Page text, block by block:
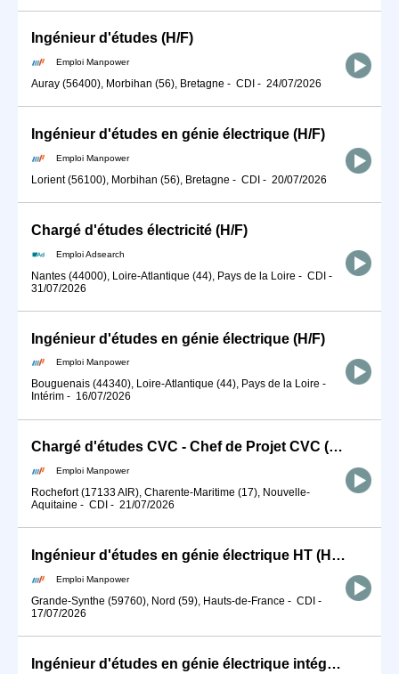
Ingénieur d'études (H/F)
Emploi Manpower
Auray (56400), Morbihan (56), Bretagne - CDI - 24/07/2026
Ingénieur d'études en génie électrique (H/F)
Emploi Manpower
Lorient (56100), Morbihan (56), Bretagne - CDI - 20/07/2026
Chargé d'études électricité (H/F)
Emploi Adsearch
Nantes (44000), Loire-Atlantique (44), Pays de la Loire - CDI -
31/07/2026
Ingénieur d'études en génie électrique (H/F)
Emploi Manpower
Bouguenais (44340), Loire-Atlantique (44), Pays de la Loire -
Intérim - 16/07/2026
Chargé d'études CVC - Chef de Projet CVC (H/F)
Emploi Manpower
Rochefort (17133 AIR), Charente-Maritime (17), Nouvelle-
Aquitaine - CDI - 21/07/2026
Ingénieur d'études en génie électrique HT (H/F)
Emploi Manpower
Grande-Synthe (59760), Nord (59), Hauts-de-France - CDI -
17/07/2026
Ingénieur d'études en génie électrique intégration robotique (H/F)